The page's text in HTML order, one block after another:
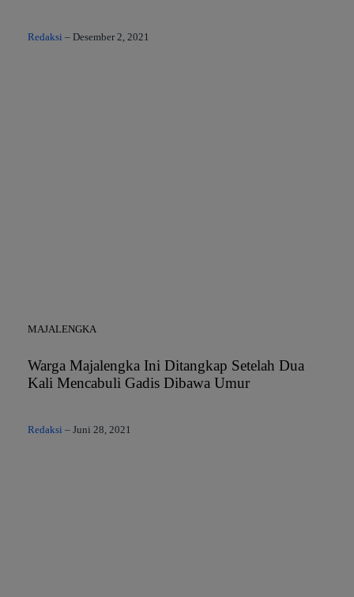
Redaksi – Desember 2, 2021
MAJALENGKA
Warga Majalengka Ini Ditangkap Setelah Dua
Kali Mencabuli Gadis Dibawa Umur
Redaksi – Juni 28, 2021